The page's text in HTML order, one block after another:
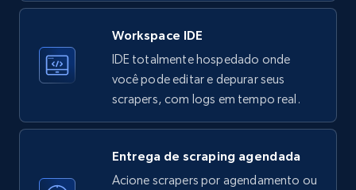
Instagram - Profiles - Collect profile
information by user name
Account, Fbid, ID, Followers, Posts count, Is
business account, Is professional account, Is
verified, and more.
22.4K+ 3.5K+ Comece grátis
Workspace IDE
IDE totalmente hospedado onde
você pode editar e depurar seus
scrapers, com logs em tempo real.
Entrega de scraping agendada
Acione scrapers por agendamento ou